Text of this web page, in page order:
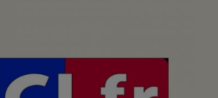
ASSURANCE VIE/LEGS